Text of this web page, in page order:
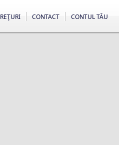
CONTUL TĂU
CONTACT